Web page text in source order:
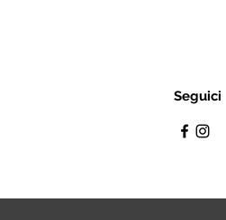
Seguici